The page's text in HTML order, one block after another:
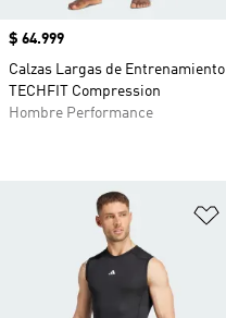
Precio
$ 64.999
Calzas Largas de Entrenamiento
TECHFIT Compression
Hombre Performance